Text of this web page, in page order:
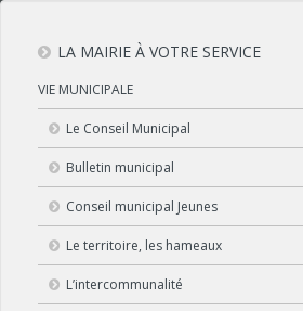
LA MAIRIE À VOTRE SERVICE
VIE MUNICIPALE
Le Conseil Municipal
Bulletin municipal
Conseil municipal Jeunes
Le territoire, les hameaux
L’intercommunalité